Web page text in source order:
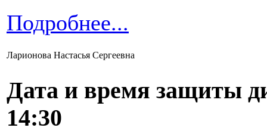
Подробнее...
Ларионова Настасья Сергеевна
Дата и время защиты
14:30